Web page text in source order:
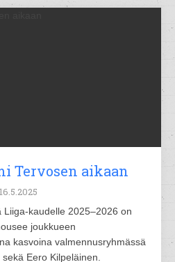
Tervosen aikaan
16.5.2025
Liiga-kaudelle 2025–2026 on
joukkueen
kasvoina valmennusryhmässä
Eero Kilpeläinen.